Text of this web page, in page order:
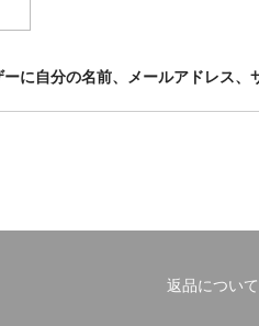
に自分の名前、メールアドレス、
返品について